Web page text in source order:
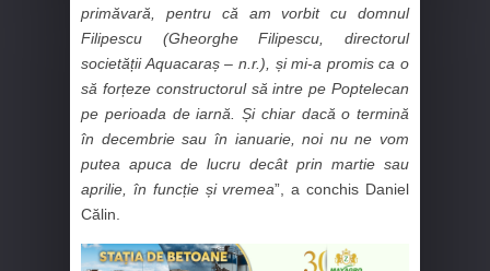
primăvară, pentru că am vorbit cu domnul
Filipescu (Gheorghe Filipescu, directorul
societății Aquacaraș – n.r.), și mi-a promis ca o
să forțeze constructorul să intre pe Poptelecan
pe perioada de iarnă. Și chiar dacă o termină
în decembrie sau în ianuarie, noi nu ne vom
putea apuca de lucru decât prin martie sau
aprilie, în funcție și vremea”, a conchis Daniel
Călin.